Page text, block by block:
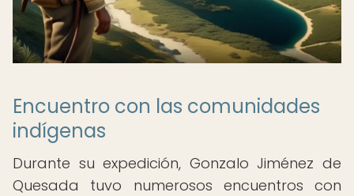
Encuentro con las comunidades
indígenas
Durante su expedición, Gonzalo Jiménez de
Quesada tuvo numerosos encuentros con